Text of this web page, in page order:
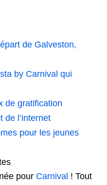
de Galveston,
by Carnival qui
de gratification
de l’internet
pour les jeunes
pour Carnival ! Tout